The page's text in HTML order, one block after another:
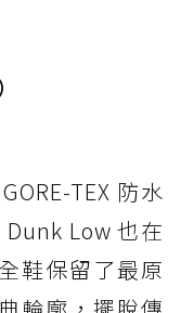
TEX 防水
Low 也在
鞋保留了最原